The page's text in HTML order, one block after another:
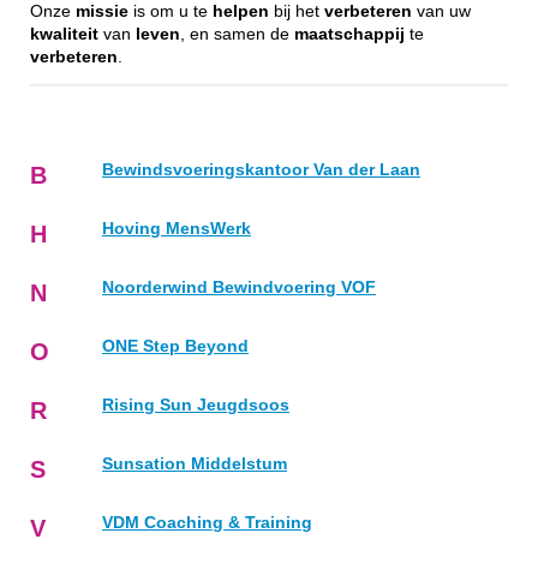
Onze missie is om u te helpen bij het verbeteren van uw
kwaliteit van leven , en samen de maatschappij te
verbeteren
B Bewindsvoeringskantoor Van der Laan
H Hoving MensWerk
N Noorderwind Bewindvoering VOF
O ONE Step Beyond
R Rising Sun Jeugdsoos
S Sunsation Middelstum
V VDM Coaching & Training